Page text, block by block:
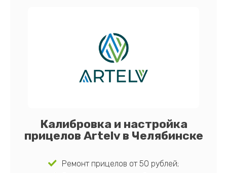
Калибровка и настройка
прицелов Artelv в Челябинске
Ремонт прицелов от 50 рублей;